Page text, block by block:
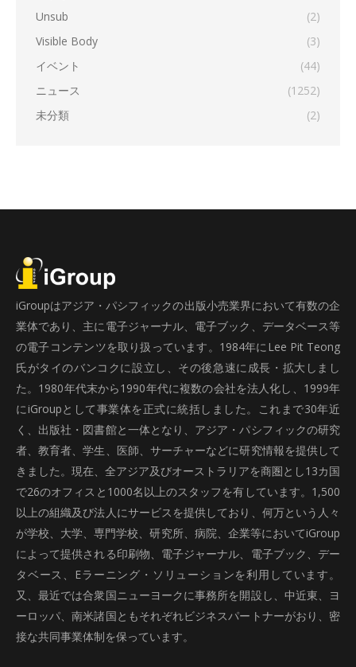
Unsub
(2)
Visible Body
(3)
イベント
(44)
ニュース
(1252)
未分類
(2)
iGroupはアジア・パシフィックの出版小売業界において有数の企
業体であり、主に電子ジャーナル、電子ブック、データベース等
の電子コンテンツを取り扱っています。1984年にLee Pit Teong
氏がタイのバンコクに設立し、その後急速に成長・拡大しまし
た。1980年代末から1990年代に複数の会社を法人化し、1999年
にiGroupとして事業体を正式に統括しました。これまで30年近
く、出版社・図書館と一体となり、アジア・パシフィックの研究
者、教育者、学生、医師、サーチャーなどに研究情報を提供して
きました。現在、全アジア及びオーストラリアを商圏とし13カ国
で26のオフィスと1000名以上のスタッフを有しています。1,500
以上の組織及び法人にサービスを提供しており、何万という人々
が学校、大学、専門学校、研究所、病院、企業等においてiGroup
によって提供される印刷物、電子ジャーナル、電子ブック、デー
タベース、Eラーニング・ソリューションを利用しています。
又、最近では合衆国ニューヨークに事務所を開設し、中近東、ヨ
ーロッパ、南米諸国ともそれぞれビジネスパートナーがおり、密
接な共同事業体制を保っています。